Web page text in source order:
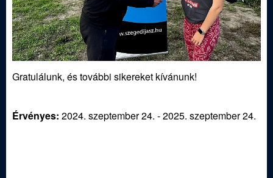
Gratulálunk, és további sikereket kívánunk!
Érvényes: 2024. szeptember 24. -2025. szeptember 24.